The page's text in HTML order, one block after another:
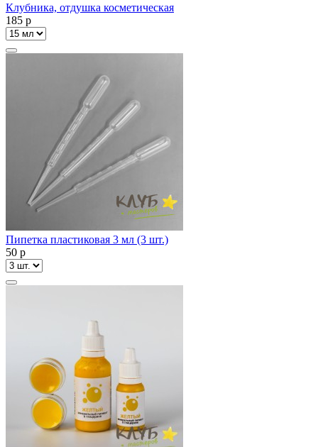
Клубника, отдушка косметическая
185 p
Пипетка пластиковая 3 мл (3 шт.)
50 p